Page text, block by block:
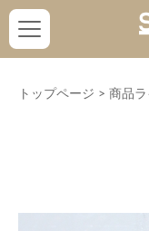
トップページ > 商品